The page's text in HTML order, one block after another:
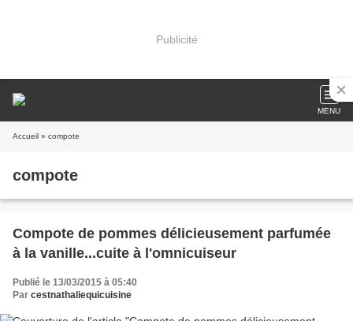
Publicité
MENU
Accueil » compote
compote
Compote de pommes délicieusement parfumée
à la vanille...cuite à l'omnicuiseur
Publié le 13/03/2015 à 05:40
Par cestnathaliequicuisine